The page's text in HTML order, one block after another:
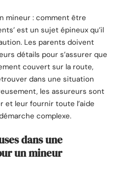
mineur : comment être
est un sujet épineux qu’il
Les parents doivent
détails pour s’assurer que
couvert sur la route,
dans une situation
les assureurs sont
et leur fournir toute l’aide
complexe.
dans une
un mineur